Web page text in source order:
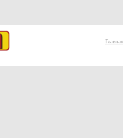
Главная